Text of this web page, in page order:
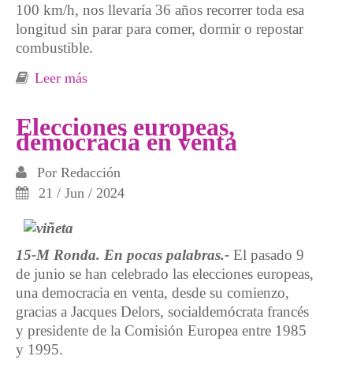
100 km/h, nos llevaría 36 años recorrer toda esa
longitud sin parar para comer, dormir o repostar
combustible.
Leer más
Elecciones europeas,
democracia en venta
Por Redacción
21 / Jun / 2024
15-M Ronda. En pocas palabras.- El pasado 9
de junio se han celebrado las elecciones europeas,
una democracia en venta, desde su comienzo,
gracias a Jacques Delors, socialdemócrata francés
y presidente de la Comisión Europea entre 1985
y 1995.